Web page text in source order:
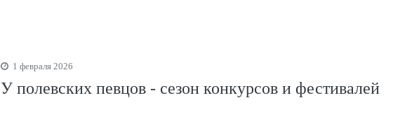
1 февраля 2026
У полевских певцов - сезон конкурсов и фестивалей